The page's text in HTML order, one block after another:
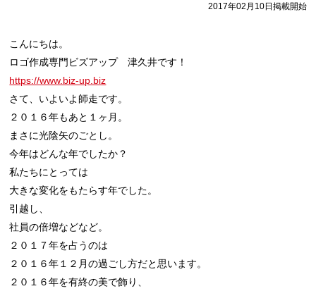
2017年02月10日掲載開始
こんにちは。
https://www.biz-up.biz
さて、いよいよ師走です。
２０１６年もあと１ヶ月。
まさに光陰矢のごとし。
今年はどんな年でしたか？
私たちにとっては
大きな変化をもたらす年でした。
引越し、
社員の倍増などなど。
２０１７年を占うのは
２０１６年１２月の過ごし方だと思います。
２０１６年を有終の美で飾り、